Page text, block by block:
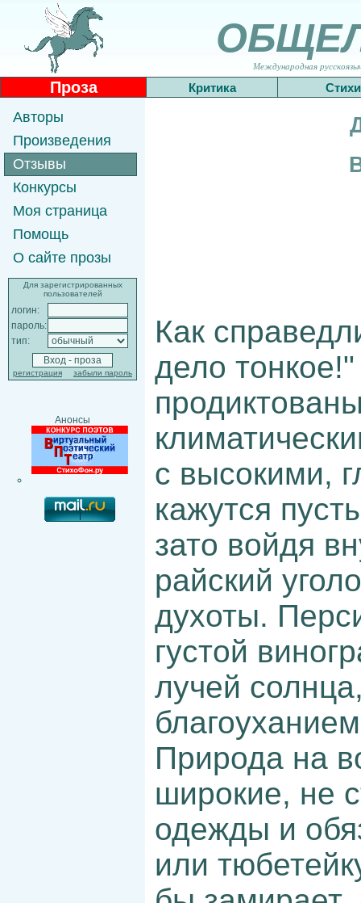
Международная
Проза Критика Стихи
Авторы
Произведения
Отзывы
Конкурсы
Моя страница
Помощь
О сайте прозы
Для зарегистрированных
пользователей
логин:
пароль:
тип:
регистрация забыли пароль
Анонсы
Как
дело
с высокими,
кажутся
зато войдя
райский
духоты.
густой
лучей
Природа на
широкие, не
одежды и
или